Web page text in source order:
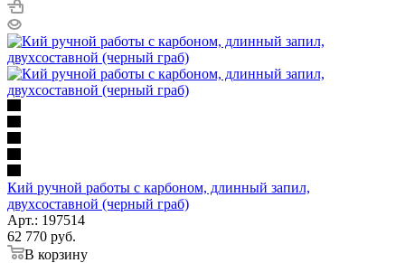
Кий ручной работы с карбоном, длинный запил,
двухсоставной (черный граб)
Арт.: 197514
62 770 руб.
В корзину